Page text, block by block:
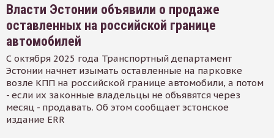
Власти Эстонии объявили о продаже
оставленных на российской границе
автомобилей
С октября 2025 года Транспортный департамент
Эстонии начнет изымать оставленные на парковке
возле КПП на российской границе автомобили, а потом
- если их законные владельцы не объявятся через
месяц - продавать. Об этом сообщает эстонское
издание ERR